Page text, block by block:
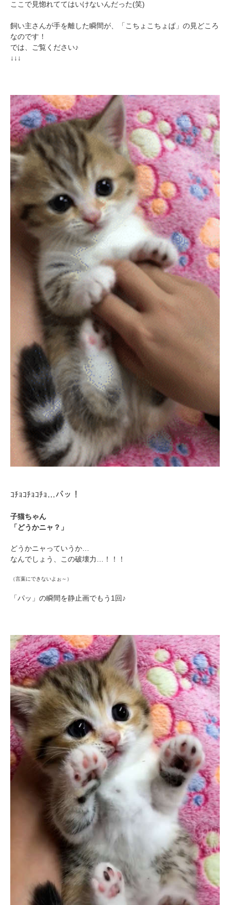
ここで見惚れててはいけないんだった(笑)
飼い主さんが手を離した瞬間が、「こちょこちょぱ」の見どころ
なのです！
では、ご覧ください♪
↓↓↓
ｺﾁｮｺﾁｮｺﾁｮ…パッ！
子猫ちゃん
「どうかニャ？」
どうかニャっていうか…
なんでしょう、この破壊力…！！！
（言葉にできないよぉ～）
「パッ」の瞬間を静止画でもう1回♪
閉じる
pecodogs
いぬ部をフォロー
pecocats
ねこ部をフォロー
PECOアプリをダウンロード済みの方
アプリで開く
アプリをダウンロードする